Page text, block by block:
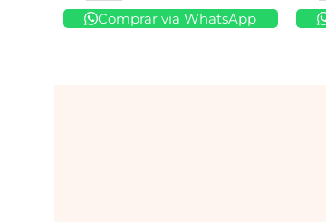
Comprar via WhatsApp